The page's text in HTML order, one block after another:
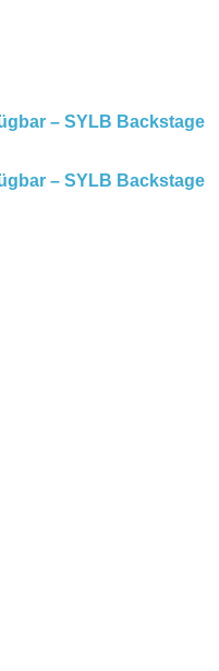
– SYLB Backstage
– SYLB Backstage